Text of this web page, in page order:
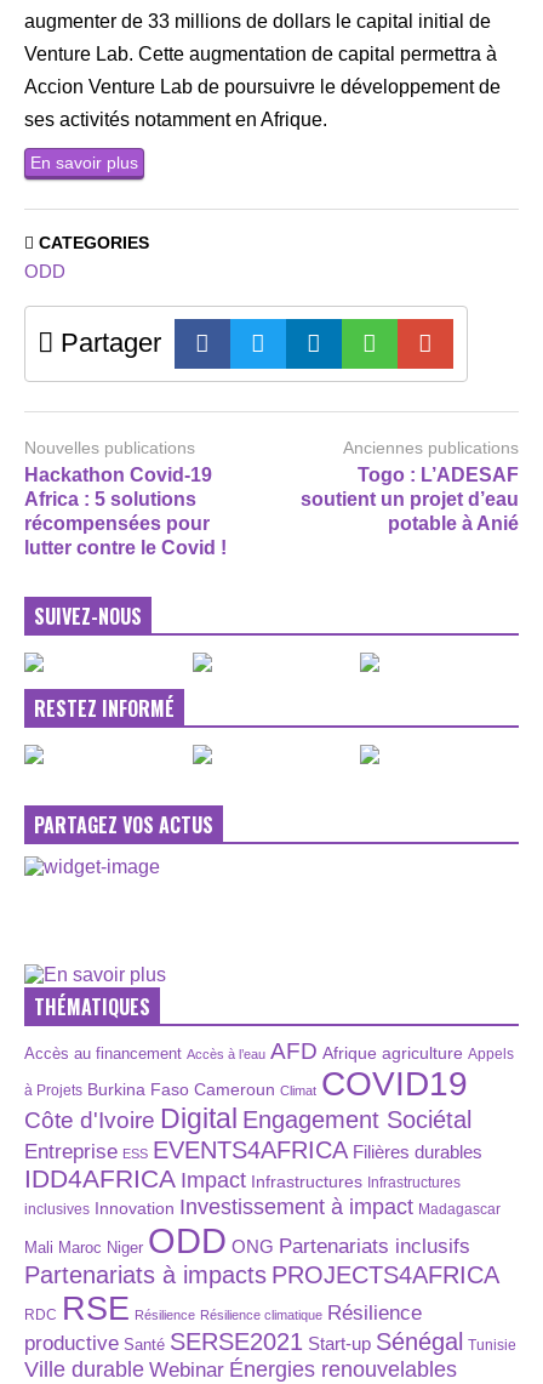
augmenter de 33 millions de dollars le capital initial de
Venture Lab. Cette augmentation de capital permettra à
Accion Venture Lab de poursuivre le développement de
ses activités notamment en Afrique.
En savoir plus
CATEGORIES
ODD
Partager
Nouvelles publications
Hackathon Covid-19
Africa : 5 solutions
récompensées pour
lutter contre le Covid !
Anciennes publications
Togo : L’ADESAF
soutient un projet d’eau
potable à Anié
SUIVEZ-NOUS
RESTEZ INFORMÉ
PARTAGEZ VOS ACTUS
THÉMATIQUES
Accès au financement Accès à l’eau AFD Afrique agriculture Appels
à Projets Burkina Faso Cameroun Climat COVID19
Côte d'Ivoire Digital Engagement Sociétal
Entreprise ESS EVENTS4AFRICA Filières durables
IDD4AFRICA Impact Infrastructures Infrastructures
inclusives Innovation Investissement à impact Madagascar
Mali Maroc Niger ODD ONG Partenariats inclusifs
Partenariats à impacts PROJECTS4AFRICA
RDC RSE Résilience Résilience climatique Résilience
productive Santé SERSE2021 Start-up Sénégal Tunisie
Ville durable Webinar Énergies renouvelables